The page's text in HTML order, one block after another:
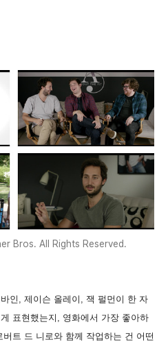
Bros. All Rights Reserved.
인, 제이슨 올레이, 잭 펄먼이 한 자
표현했는지, 영화에서 가장 좋아하
트 드 니로와 함께 작업하는 건 어떤